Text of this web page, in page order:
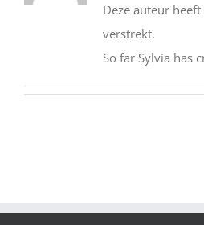
Deze auteur
verstrekt.
So far Sylvia has